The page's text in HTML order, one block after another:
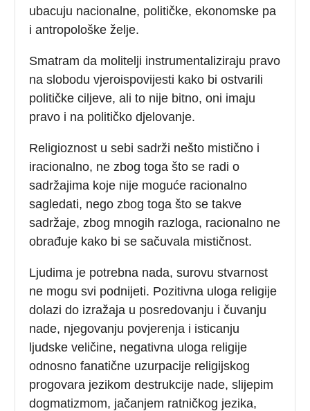
ubacuju nacionalne, političke, ekonomske pa
i antropološke želje.
Smatram da molitelji instrumentaliziraju pravo
na slobodu vjeroispovijesti kako bi ostvarili
političke ciljeve, ali to nije bitno, oni imaju
pravo i na političko djelovanje.
Religioznost u sebi sadrži nešto mistično i
iracionalno, ne zbog toga što se radi o
sadržajima koje nije moguće racionalno
sagledati, nego zbog toga što se takve
sadržaje, zbog mnogih razloga, racionalno ne
obrađuje kako bi se sačuvala mističnost.
Ljudima je potrebna nada, surovu stvarnost
ne mogu svi podnijeti. Pozitivna uloga religije
dolazi do izražaja u posredovanju i čuvanju
nade, njegovanju povjerenja i isticanju
ljudske veličine, negativna uloga religije
odnosno fanatične uzurpacije religijskog
progovara jezikom destrukcije nade, slijepim
dogmatizmom, jačanjem ratničkog jezika,